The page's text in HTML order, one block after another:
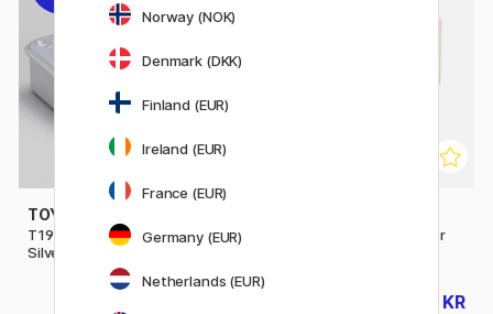
TOYO STEEL COMPANY
T190 Trunk Shape Toolbox
Silver
DIY Minikommode 2 skuffer
49 KR
Norway (NOK)
Denmark (DKK)
Finland (EUR)
Ireland (EUR)
France (EUR)
Germany (EUR)
Netherlands (EUR)